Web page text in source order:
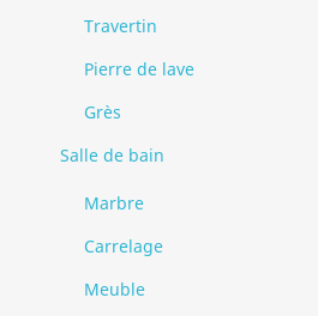
Travertin
Pierre de lave
Grès
Salle de bain
Marbre
Carrelage
Meuble